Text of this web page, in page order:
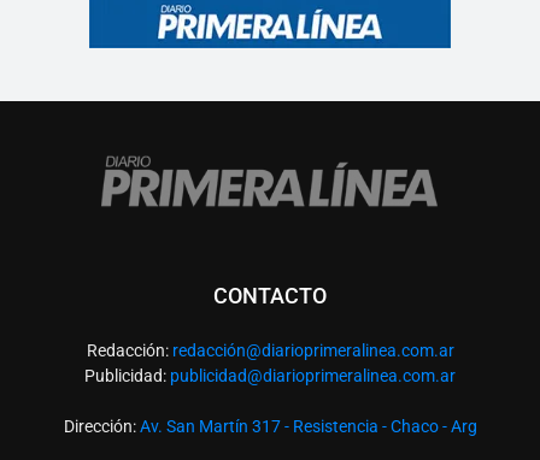
CONTACTO
Redacción: redacción@diarioprimeralinea.com.ar
Publicidad: publicidad@diarioprimeralinea.com.ar
Dirección:Av. San Martín 317 - Resistencia - Chaco - Arg